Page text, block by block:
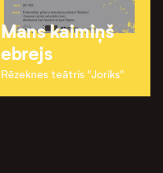
Mans kaimiņš
ebrejs
Rēzeknes teātris "Joriks"